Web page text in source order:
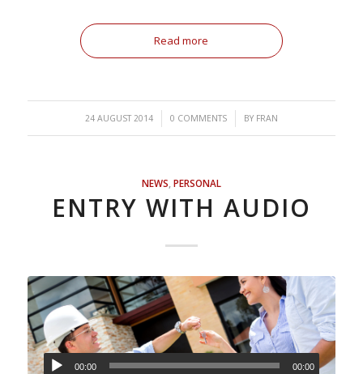
Read more
24 AUGUST 2014
/ 0 COMMENTS
/ BY FRAN
NEWS,PERSONAL
ENTRY WITH AUDIO
00:00 00:00